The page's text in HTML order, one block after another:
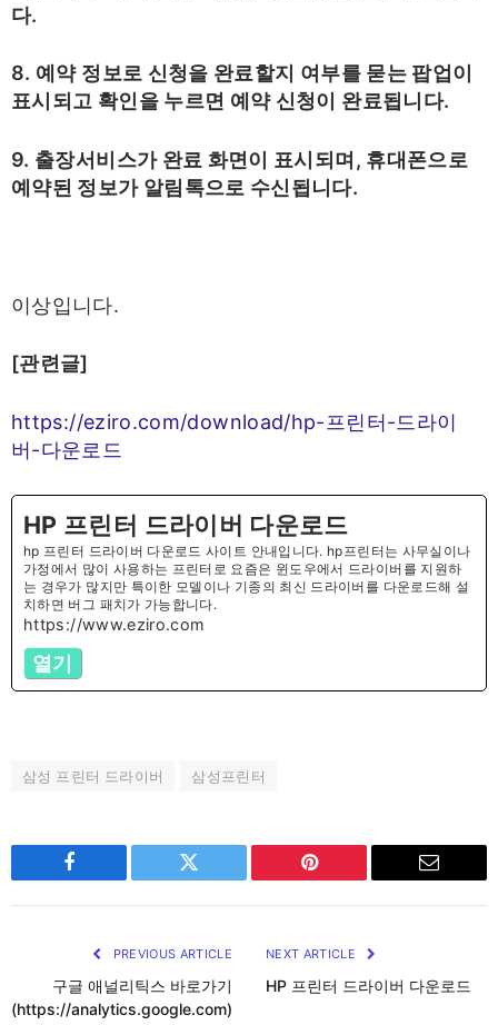
다.
8. 예약 정보로 신청을 완료할지 여부를 묻는 팝업이
표시되고 확인을 누르면 예약 신청이 완료됩니다.
9. 출장서비스가 완료 화면이 표시되며, 휴대폰으로
예약된 정보가 알림톡으로 수신됩니다.
이상입니다.
[관련글]
https://eziro.com/download/hp-프린터-드라이
버-다운로드
HP 프린터 드라이버 다운로드
hp 프린터 드라이버 다운로드 사이트 안내입니다. hp프린터는 사무실이나
가정에서 많이 사용하는 프린터로 요즘은 윈도우에서 드라이버를 지원하
는 경우가 많지만 특이한 모델이나 기종의 최신 드라이버를 다운로드해 설
치하면 버그 패치가 가능합니다.
https://www.eziro.com
열기
삼성 프린터 드라이버 삼성프린터
Facebook Twitter Pinterest Email
PREVIOUS ARTICLE
구글 애널리틱스 바로가기
(https://analytics.google.com)
NEXT ARTICLE
HP 프린터 드라이버 다운로드